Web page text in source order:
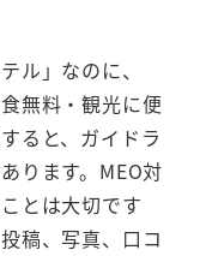
ル」なのに、
無料・観光に便
ると、ガイドラ
ります。MEO対
とは大切です
稿、写真、口コ